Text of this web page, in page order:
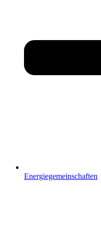
Energiegemeinschaften